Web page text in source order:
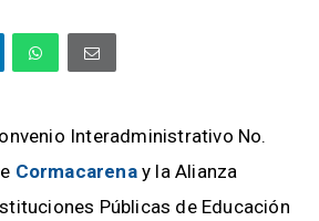
Interadministrativo No.
Cormacarenay la Alianza
Públicas de Educación